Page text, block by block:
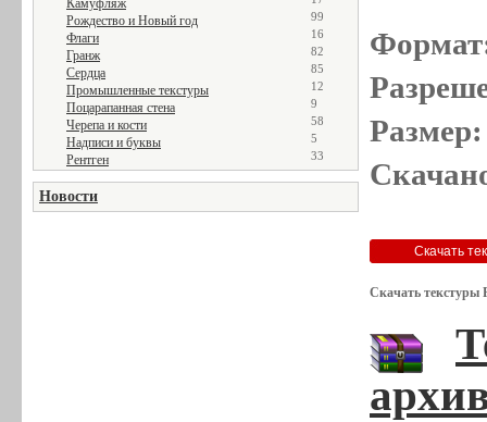
Камуфляж
Рождество и Новый год 99
Флаги 16
Гранж 82
Сердца 85
Промышленные текстуры 12
Поцарапанная стена 9
Черепа и кости 58
Надписи и буквы 5
Рентген 33
Новости
Скачать текстуры